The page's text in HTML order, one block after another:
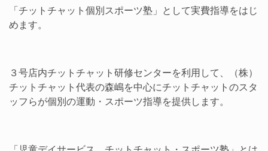
「チットチャット個別スポーツ塾」として実費指導をはじ
めます。
３号店内チットチャット研修センターを利用して、（株）
チットチャット代表の森嶋を中心にチットチャットのスタ
ッフらが個別の運動・スポーツ指導を提供します。